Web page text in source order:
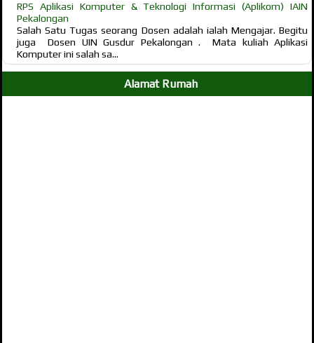
RPS Aplikasi Komputer & Teknologi Informasi (Aplikom) IAIN
Pekalongan
Salah Satu Tugas seorang Dosen adalah ialah Mengajar. Begitu
juga Dosen UIN Gusdur Pekalongan . Mata kuliah Aplikasi
Komputer ini salah sa...
Alamat Rumah